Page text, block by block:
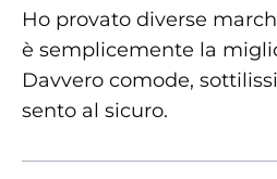
Ho provato diverse
è semplicemente la
Davvero comode,
sento al sicuro.